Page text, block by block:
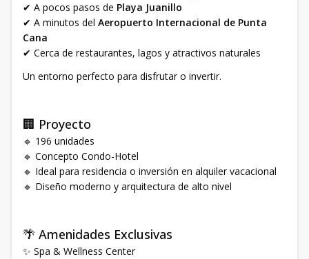
✔ A pocos pasos de Playa Juanillo
✔ A minutos del Aeropuerto Internacional de Punta
Cana
✔ Cerca de restaurantes, lagos y atractivos naturales
Un entorno perfecto para disfrutar o invertir.
🏢 Proyecto
🔹 196 unidades
🔹 Concepto Condo-Hotel
🔹 Ideal para residencia o inversión en alquiler vacacional
🔹 Diseño moderno y arquitectura de alto nivel
🌴 Amenidades Exclusivas
✨ Spa & Wellness Center